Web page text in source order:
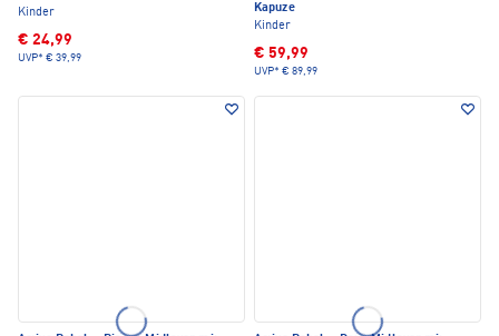
Kinder
€ 24,99
UVP* € 39,99
Kapuze
Kinder
€ 59,99
UVP* € 89,99